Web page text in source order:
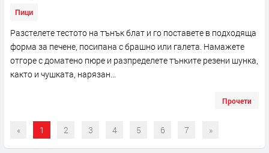
Пици
Разстелете тестото на тънък блат и го поставете в подходяща
форма за печене, посипана с брашно или галета. Намажете
отгоре с доматено пюре и разпределете тънките резени шунка,
както и чушката, нарязан...
Прочети
« 1 2 3 4 5 6 7 »